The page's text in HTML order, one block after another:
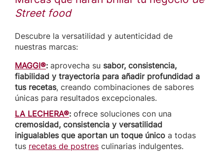
Street food
Descubre la versatilidad y autenticidad de
nuestras marcas:
MAGGI®: aprovecha su sabor, consistencia,
fiabilidad y trayectoria para añadir profundidad a
tus recetas, creando combinaciones de sabores
únicas para resultados excepcionales.
LA LECHERA®: ofrece soluciones con una
cremosidad, consistencia y versatilidad
inigualables que aportan un toque único a todas
tus recetas de postres culinarias indulgentes.